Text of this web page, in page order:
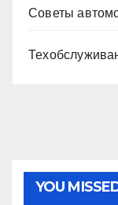
Советы
YOU